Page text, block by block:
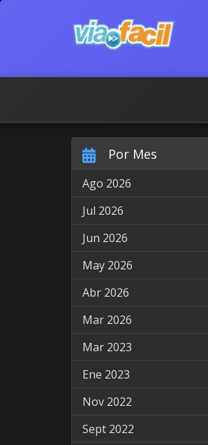
Por Mes
Ago 2026
Jul 2026
Jun 2026
May 2026
Abr 2026
Mar 2026
Mar 2023
Ene 2023
Nov 2022
Sept 2022